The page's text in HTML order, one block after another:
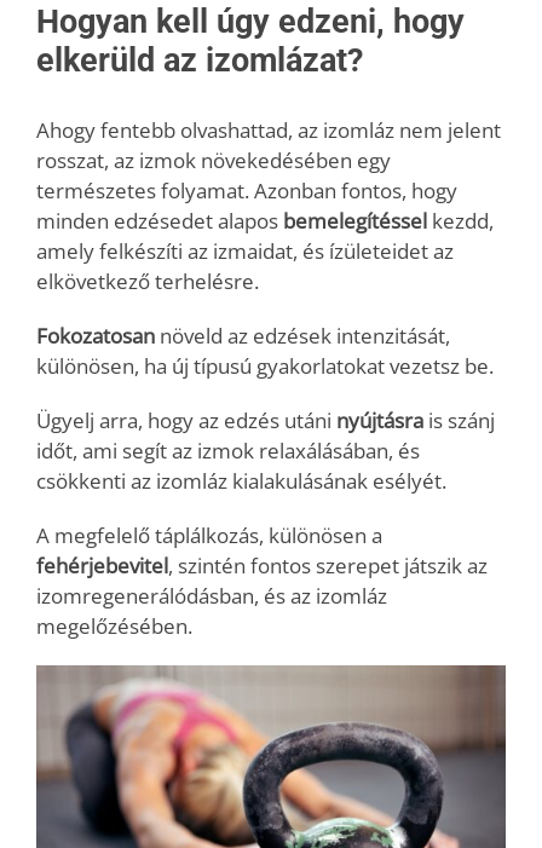
Hogyan kell úgy edzeni, hogy
elkerüld az izomlázat?
Ahogy fentebb olvashattad, az izomláz nem jelent
rosszat, az izmok növekedésében egy
természetes folyamat.Azonban fontos, hogy
minden edzésedet alapos bemelegítésselkezdd,
amely felkészíti az izmaidat, és ízületeidet az
elkövetkező terhelésre.
Fokozatosannöveld az edzések intenzitását,
különösen, ha új típusú gyakorlatokat vezetsz be.
Ügyelj arra, hogy az edzés utáni nyújtásrais szánj
időt, ami segít az izmok relaxálásában, és
csökkenti az izomláz kialakulásának esélyét.
A megfelelő táplálkozás, különösen a
fehérjebevitel, szintén fontos szerepet játszik az
izomregenerálódásban, és az izomláz
megelőzésében.